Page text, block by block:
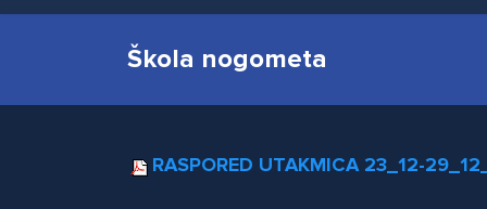
Škola nogometa
RASPORED UTAKMICA 23_12-